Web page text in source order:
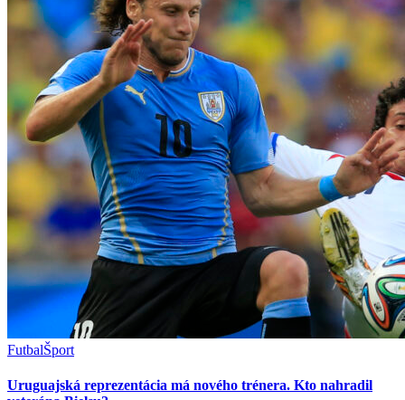
FutbalŠport
Uruguajská reprezentácia má nového trénera. Kto nahradil